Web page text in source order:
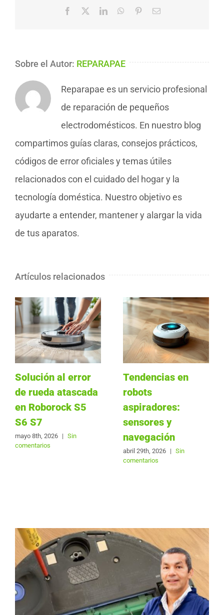
Facebook LinkedInWhatsApp
PinterestCorreo
Sobre el Autor: REPARAPAE
Reparapae es un servicio profesional
de reparación de pequeños
electrodomésticos. En nuestro blog
compartimos guías claras, consejos prácticos,
códigos de error oficiales y temas útiles
relacionados con el cuidado del hogar y la
tecnología doméstica. Nuestro objetivo es
ayudarte a entender, mantener y alargar la vida
de tus aparatos.
Artículos relacionados
Solución al error
de rueda atascada
en Roborock S5
S6 S7
mayo 8th, 2026 | Sin
comentarios
Tendencias en
robots
aspiradores:
sensores y
navegación
abril 29th, 2026 | Sin
comentarios